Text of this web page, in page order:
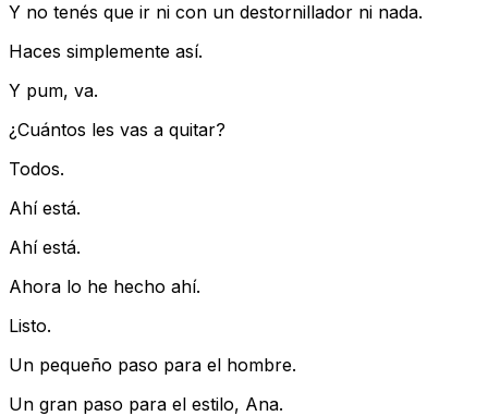
Y no tenés que ir ni con un destornillador ni nada.
Haces simplemente así.
Y pum, va.
¿Cuántos les vas a quitar?
Todos.
Ahí está.
Ahí está.
Ahora lo he hecho ahí.
Listo.
Un pequeño paso para el hombre.
Un gran paso para el estilo, Ana.